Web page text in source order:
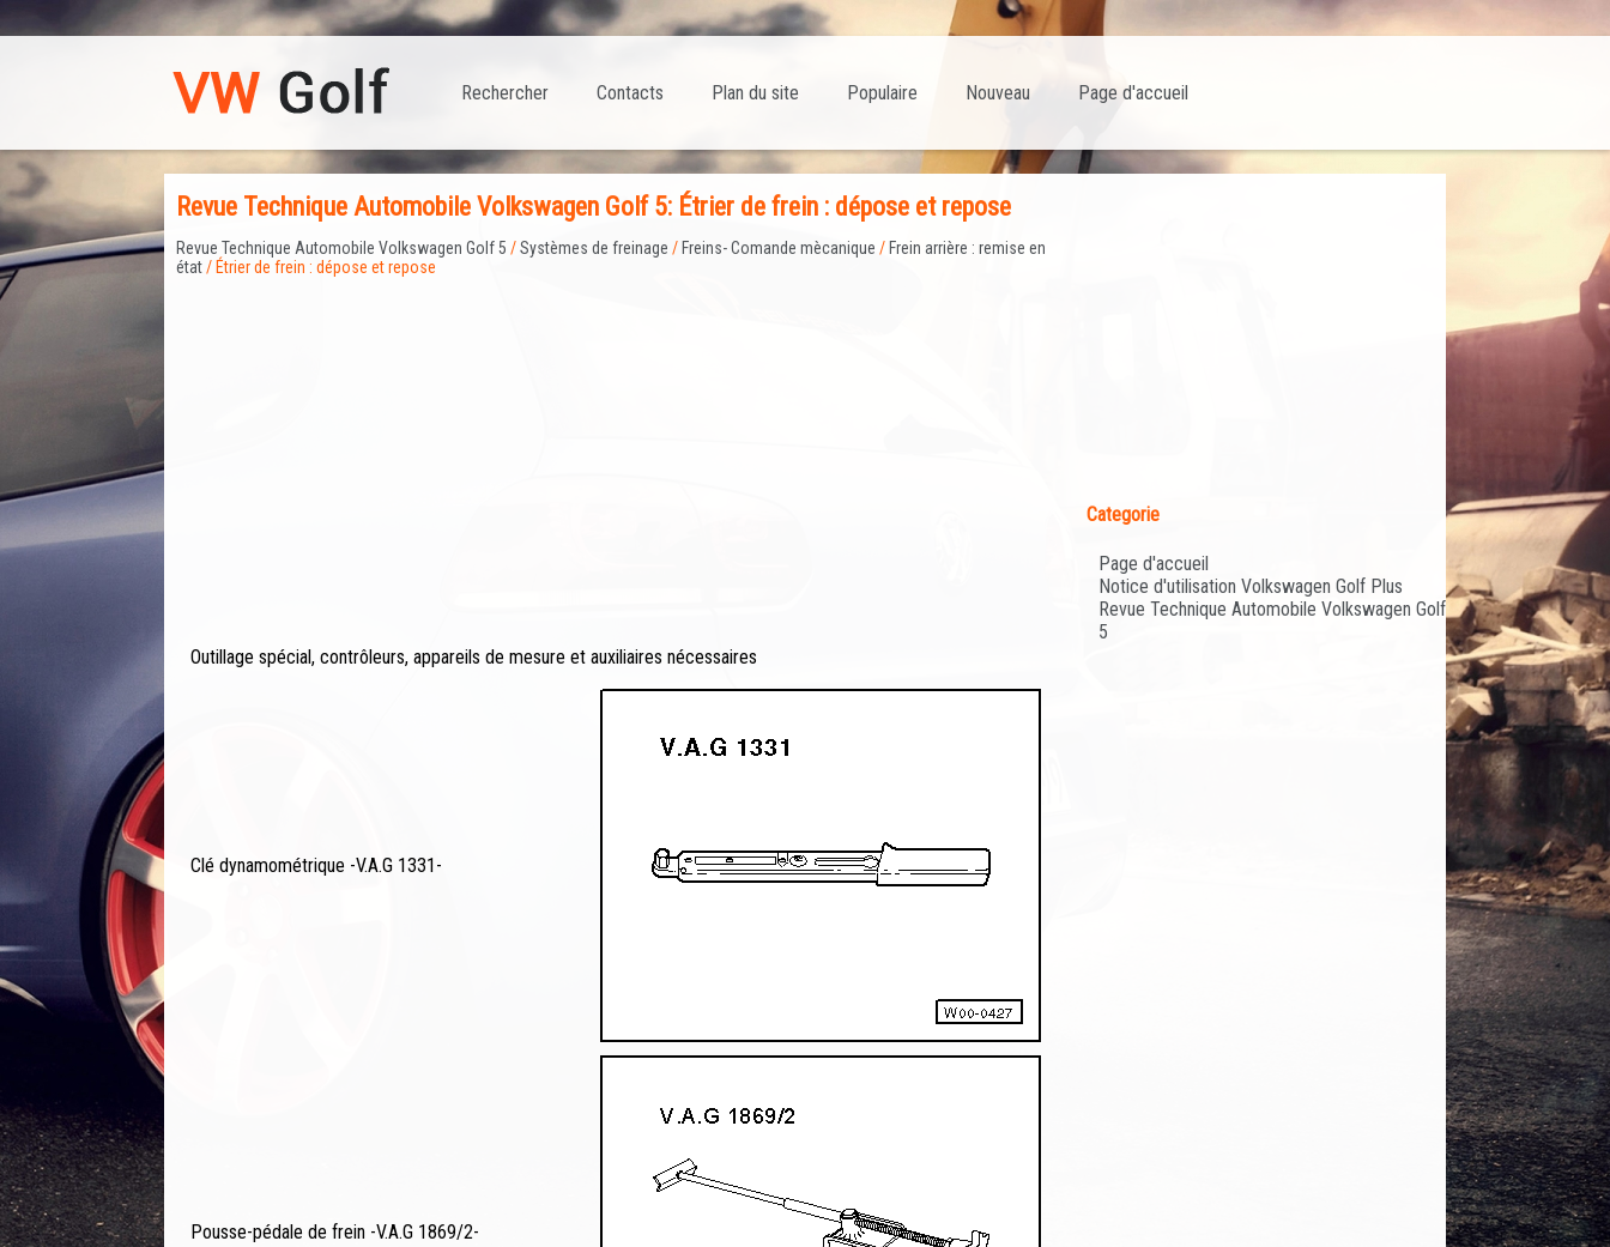
Page d'accueil
Nouveau
Populaire
Plan du site
Contacts
Rechercher
Revue Technique Automobile Volkswagen Golf 5: Étrier de frein : dépose et repose
Revue Technique Automobile Volkswagen Golf 5 /Systèmes de freinage / Freins- Comande mècanique / Frein arrière : remise en
état/ Étrier de frein : dépose et repose
Outillage spécial, contrôleurs, appareils de mesure et auxiliaires nécessaires
Clé dynamométrique -V.A.G 1331-
Pousse-pédale de frein -V.A.G 1869/2-
Categorie
Page d'accueil
Notice d'utilisation Volkswagen Golf Plus
Revue Technique Automobile Volkswagen Golf
5